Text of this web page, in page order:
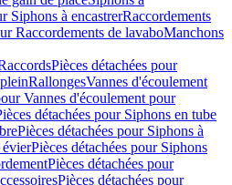
Siphons à encastrerRaccordements
Raccordements de lavaboManchons
Pièces détachées pour
RallongesVannes d'écoulement
Vannes d'écoulement pour
détachées pour Siphons en tube
Pièces détachées pour Siphons à
évierPièces détachées pour Siphons
Pièces détachées pour
Pièces détachées pour